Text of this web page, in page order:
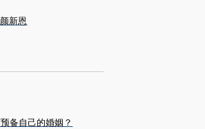
新恩
备自己的婚姻？